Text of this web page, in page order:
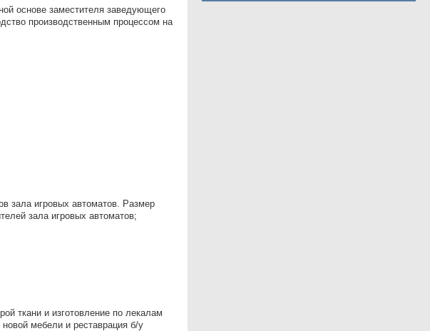
основе заместителя заведующего
производственным процессом на
зала игровых автоматов. Размер
зала игровых автоматов;
ткани и изготовление по лекалам
мебели и реставрация б/у